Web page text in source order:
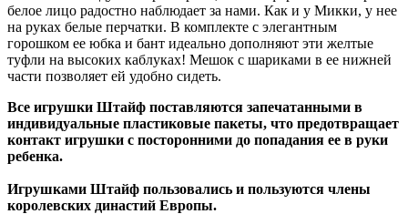
белое лицо радостно наблюдает за нами. Как и у Микки, у нее
на руках белые перчатки. В комплекте с элегантным
горошком ее юбка и бант идеально дополняют эти желтые
туфли на высоких каблуках! Мешок с шариками в ее нижней
части позволяет ей удобно сидеть.
Все игрушки Штайф поставляются запечатанными в
индивидуальные пластиковые пакеты, что предотвращает
контакт игрушки с посторонними до попадания ее в руки
ребенка.
Игрушками Штайф пользовались и пользуются члены
королевских династий Европы.